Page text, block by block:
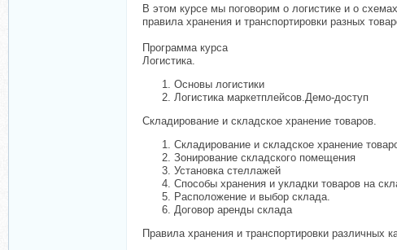
В этом курсе мы поговорим о логистике и о
правила хранения и транспортировки разных
Программа курса
Логистика.
Основы логистики
Логистика маркетплейсов.Демо-доступ
Складирование и складское хранение товаров.
Складирование и складское хранение
Зонирование складского помещения
Установка стеллажей
Способы хранения и укладки товаров на
Расположение и выбор склада.
Договор аренды склада
Правила хранения и транспортировки различных